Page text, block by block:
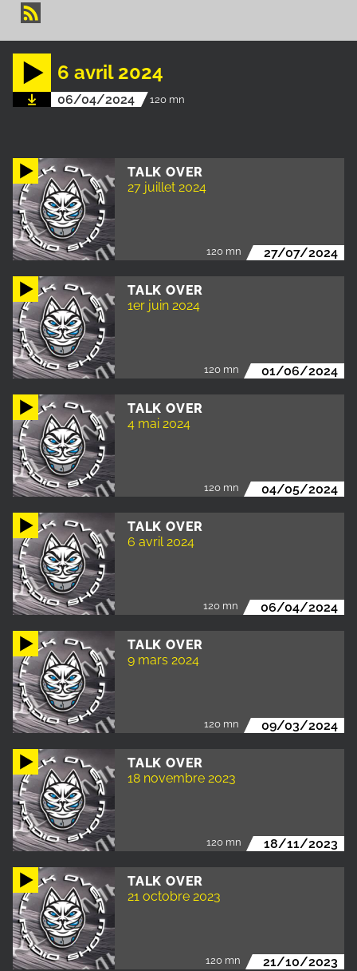
TALK OVER
27 juillet 2024
120 mn 27/07/2024
TALK OVER
1er juin 2024
120 mn 01/06/2024
TALK OVER
4 mai 2024
120 mn 04/05/2024
TALK OVER
6 avril 2024
120 mn 06/04/2024
TALK OVER
9 mars 2024
120 mn 09/03/2024
TALK OVER
18 novembre 2023
120 mn 18/11/2023
TALK OVER
21 octobre 2023
120 mn 21/10/2023
6 avril 2024
06/04/2024 120 mn